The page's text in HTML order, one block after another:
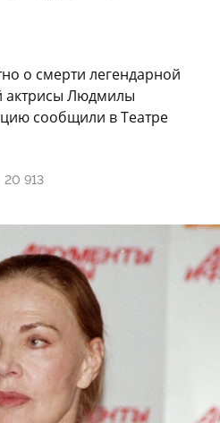
о смерти легендарной
актрисы Людмилы
сообщили в Театре
20 913